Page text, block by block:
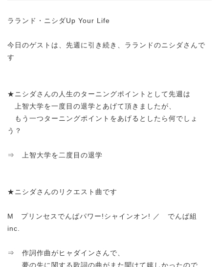
ラランド・ニシダUp Your Life
今日のゲストは、先週に引き続き、ラランドのニシダさんで
す
★ニシダさんの人生のターニングポイントとして先週は
上智大学を一度目の退学とあげて頂きましたが、
もう一つターニングポイントをあげるとしたら何でしょ
う？
⇒ 上智大学を二度目の退学
★ニシダさんのリクエスト曲です
M プリンセスでんぱパワー!シャインオン! ／ でんぱ組
inc.
⇒ 作詞作曲がヒャダインさんで、
夢の先に関する歌詞の曲がまた聞けて嬉しかったので